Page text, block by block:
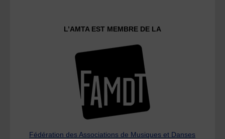
L’AMTA EST MEMBRE DE LA
Fédération des Associations de Musiques et Danses